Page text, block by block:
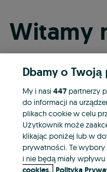
Witamy
Dbamy o
My i nasi447partnerzy
do informacji na
plikach cookie w celu
Użytkownik może
klikając poniżej lub w
prywatności. Te wybory
i nie będą miały
cookies, Polityka